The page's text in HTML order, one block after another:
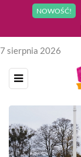
NOWOŚĆ!
7 sierpnia 2026